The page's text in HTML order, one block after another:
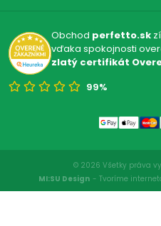
Obchod perfetto.sk
vďaka spokojnosti
zlatý certifikát
99%
© 2026 Všetky práva
MI:SU Design - Tvoríme